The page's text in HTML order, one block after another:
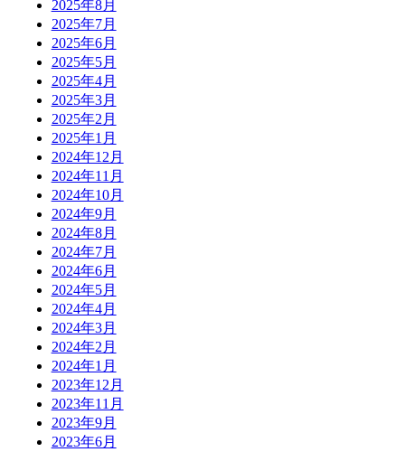
2025年8月
2025年7月
2025年6月
2025年5月
2025年4月
2025年3月
2025年2月
2025年1月
2024年12月
2024年11月
2024年10月
2024年9月
2024年8月
2024年7月
2024年6月
2024年5月
2024年4月
2024年3月
2024年2月
2024年1月
2023年12月
2023年11月
2023年9月
2023年6月